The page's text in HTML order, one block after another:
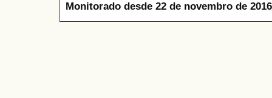
Monitorado desde 22 de novembro de